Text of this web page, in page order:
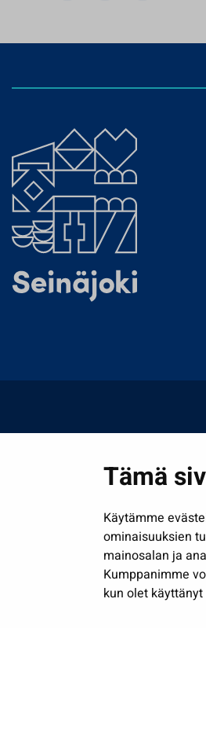
Tämä
Käytämme
ominaisuuksien
mainosalan ja
Kumppanimme
kun olet